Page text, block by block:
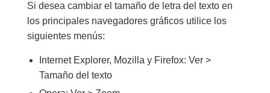
Si desea cambiar el tamaño de letra del texto en
los principales navegadores gráficos utilice los
siguientes menús:
Internet Explorer, Mozilla y Firefox: Ver >
Tamaño del texto